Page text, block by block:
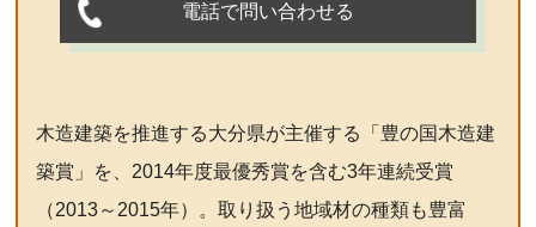
電話で問い合わせる
木造建築を推進する大分県が主催する「豊の国木造建
築賞」を、2014年度最優秀賞を含む3年連続受賞
（2013～2015年）。取り扱う地域材の種類も豊富